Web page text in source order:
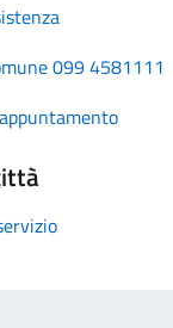
099 4581111